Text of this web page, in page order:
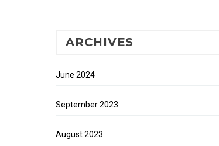
ARCHIVES
June 2024
September 2023
August 2023